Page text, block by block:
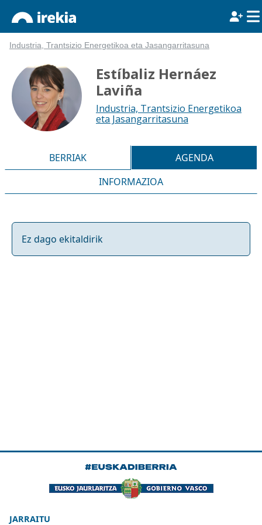
Industria, Trantsizio Energetikoa eta Jasangarritasuna
Estíbaliz Hernáez
Laviña
Industria, Trantsizio Energetikoa
eta Jasangarritasuna
BERRIAK
AGENDA
INFORMAZIOA
Ez dago ekitaldirik
JARRAITU